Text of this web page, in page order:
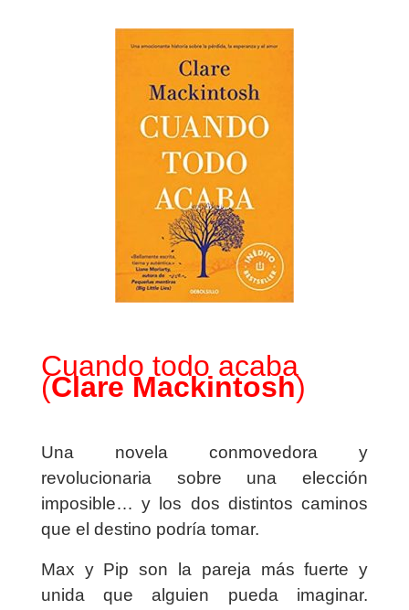
Cuando todo acaba
(Clare Mackintosh)
Una novela conmovedora y
revolucionaria sobre una elección
imposible… y los dos distintos caminos
que el destino podría tomar.
Max y Pip son la pareja más fuerte y
unida que alguien pueda imaginar.